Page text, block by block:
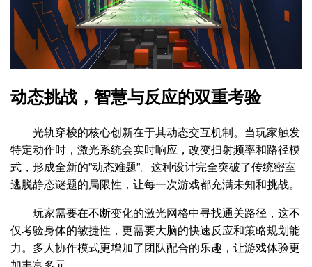
动态挑战，智慧与反应的双重考验
光轨穿梭的核心创新在于其动态交互机制。当玩家触发
特定动作时，激光系统会实时响应，改变扫射频率和路径模
式，形成全新的”动态难题”。这种设计完全突破了传统密室
逃脱静态谜题的局限性，让每一次游戏都充满未知和挑战。
玩家需要在不断变化的激光网格中寻找通关路径，这不
仅考验身体的敏捷性，更需要大脑的快速反应和策略规划能
力。多人协作模式更增加了团队配合的乐趣，让游戏体验更